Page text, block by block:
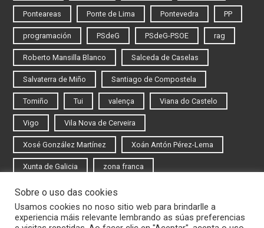
Ponteareas Ponte de Lima Pontevedra PP
programación PSdeG PSdeG-PSOE rag
Roberto Mansilla Blanco Salceda de Caselas
Salvaterra de Miño Santiago de Compostela
Tomiño Tui valença Viana do Castelo
Vigo Vila Nova de Cerveira
Xosé González Martínez Xoán Antón Pérez-Lema
Xunta de Galicia zona franca
Iniciar sesión
Rexistrarse
Sobre o uso das cookies
Usamos cookies no noso sitio web para brindarlle a
experiencia máis relevante lembrando as súas preferencias